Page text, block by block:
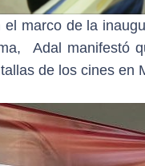
el marco de la
Adal manifestó
de los cines en